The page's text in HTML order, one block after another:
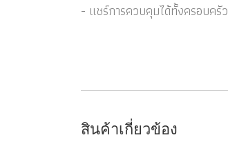
- แชร์การควบคุมได้ทั้งครอบครัว
สินค้าเกี่ยวข้อง